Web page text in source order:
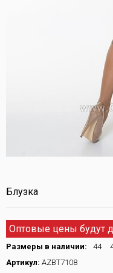
Блузка
Оптовые цены будут
Размеры в наличии: 44
Артикул: AZBT7108